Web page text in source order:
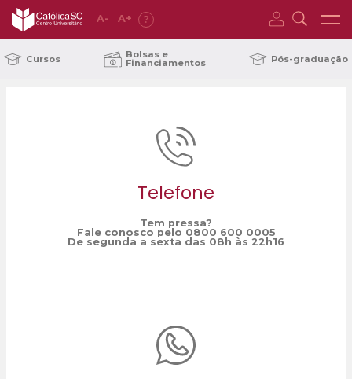
A- A+ ?
Cursos Bolsas e
Financiamentos Pós-graduação
Telefone
Tem pressa?
Fale conosco pelo 0800 600 0005
De segunda a sexta das 08h às 22h16